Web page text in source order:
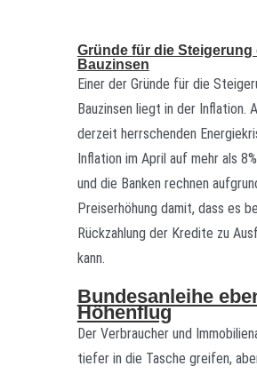
Gründe für die Steigerung
Bauzinsen
Einer der Gründe für die
Bauzinsen liegt in der Inflation.
derzeit herrschenden
Inflation im April auf mehr als
und die Banken rechnen
Preiserhöhung damit, dass es
Rückzahlung der Kredite zu
kann.
Bundesanleihe
Höhenflug
Der Verbraucher und
tiefer in die Tasche greifen,